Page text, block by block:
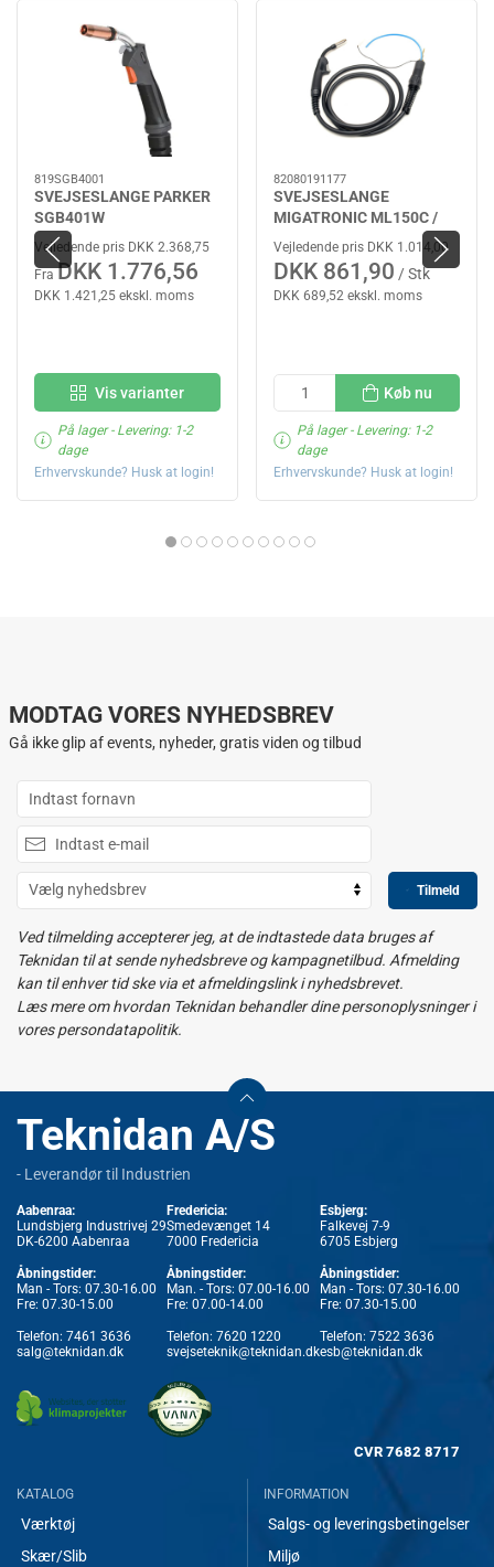
819SGB4001
SVEJSESLANGE PARKER
SGB401W
Vejledende pris DKK 2.368,75
Fra DKK 1.776,56
DKK 1.421,25 ekskl. moms
Vis varianter
På lager- Levering: 1-2
dage
Erhvervskunde? Husk at login!
82080191177
SVEJSESLANGE
MIGATRONIC ML150C /
XR - 3 MTR
Vejledende pris DKK 1.014,00
DKK 861,90 / Stk
DKK 689,52 ekskl. moms
Køb nu
På lager- Levering: 1-2
dage
Erhvervskunde? Husk at login!
MODTAG VORES NYHEDSBREV
Gå ikke glip af events, nyheder, gratis viden og tilbud
Tilmeld
Ved tilmelding accepterer jeg, at de indtastede data bruges af
Teknidan til at sende nyhedsbreve og kampagnetilbud. Afmelding
kan til enhver tid ske via et afmeldingslink i nyhedsbrevet.
Læs mere om hvordan Teknidan behandler dine personoplysninger i
vores persondatapolitik.
Teknidan A/S
- Leverandør til Industrien
Aabenraa:
Lundsbjerg Industrivej 29
DK-6200 Aabenraa
Åbningstider:
Man - Tors: 07.30-16.00
Fre: 07.30-15.00
Telefon: 7461 3636
salg@teknidan.dk
Fredericia:
Smedevænget 14
7000 Fredericia
Åbningstider:
Man. - Tors: 07.00-16.00
Fre: 07.00-14.00
Telefon: 7620 1220
svejseteknik@teknidan.dk
Esbjerg:
Falkevej 7-9
6705 Esbjerg
Åbningstider:
Man - Tors: 07.30-16.00
Fre: 07.30-15.00
Telefon: 7522 3636
esb@teknidan.dk
CVR 7682 8717
KATALOG
Værktøj
Skær/Slib
INFORMATION
Salgs- og leveringsbetingelser
Miljø